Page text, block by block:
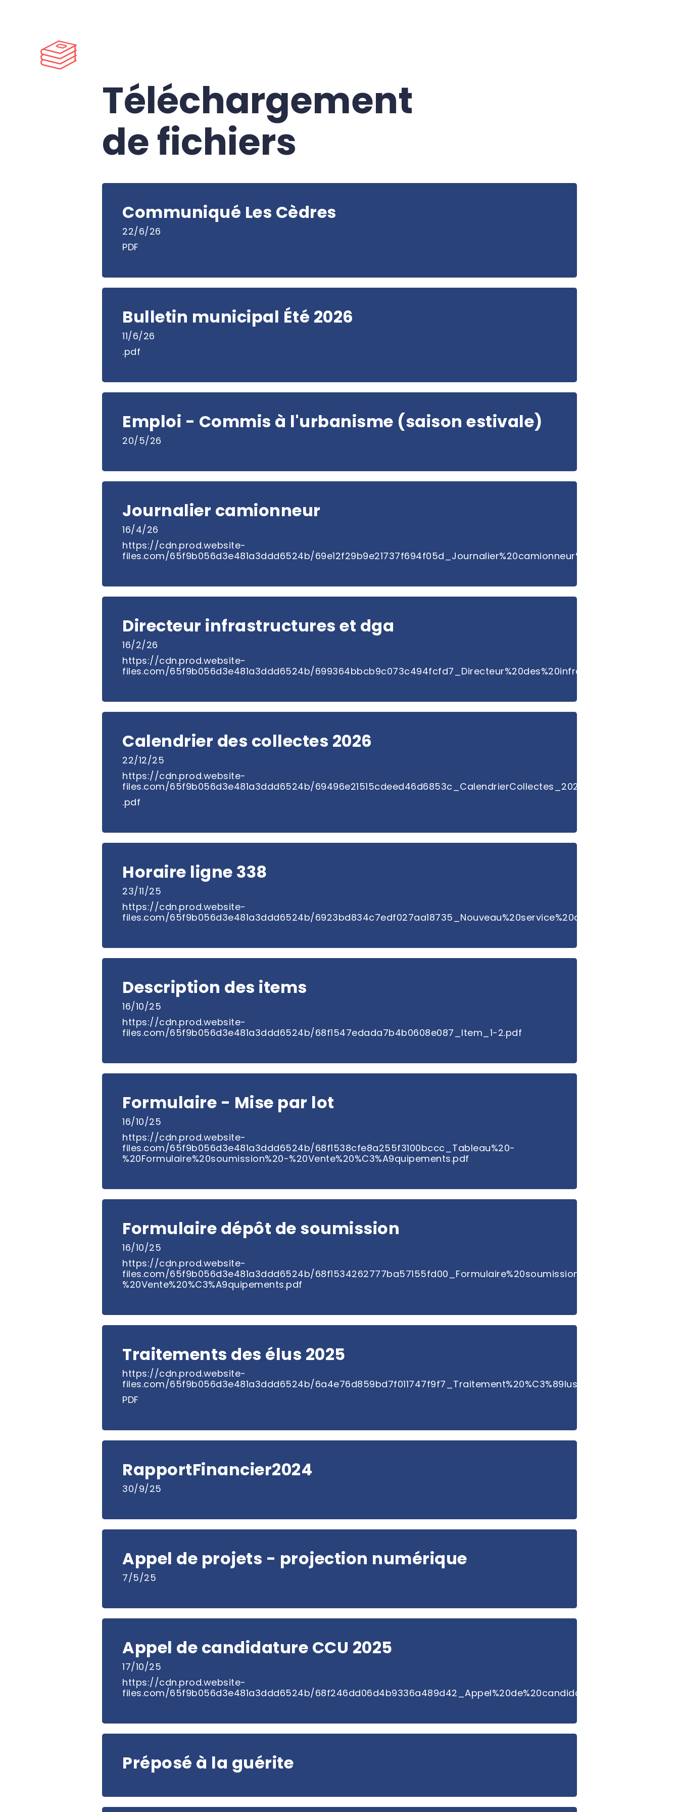
Téléchargement
de fichiers
Communiqué Les Cèdres
22/6/26
PDF
Bulletin municipal Été 2026
11/6/26
.pdf
Emploi - Commis à l'urbanisme (saison estivale)
20/5/26
Journalier camionneur
16/4/26
https://cdn.prod.website-
files.com/65f9b056d3e481a3ddd6524b/69e12f29b9e21737f694f05d_Journalier%20camionneur%202026_35h.pdf
Directeur infrastructures et dga
16/2/26
https://cdn.prod.website-
files.com/65f9b056d3e481a3ddd6524b/699364bbcb9c073c494fcfd7_Directeur%20des%20infrastructures_dga.pdf
Calendrier des collectes 2026
22/12/25
https://cdn.prod.website-
files.com/65f9b056d3e481a3ddd6524b/69496e21515cdeed46d6853c_CalendrierCollectes_2026.pdf
.pdf
Horaire ligne 338
23/11/25
https://cdn.prod.website-
files.com/65f9b056d3e481a3ddd6524b/
Description des items
16/10/25
https://cdn.prod.website-
files.com/65f9b056d3e481a3ddd6524b/68f1547edada7b4b0608e087_Item_1-2.pdf
Formulaire - Mise par lot
16/10/25
https://cdn.prod.website-
files.com/65f9b056d3e481a3ddd6524b/68f1538cfe8a255f3100bccc_Tableau%20-
%20Formulaire%20soumission%20-%20Vente%20%C3%A9quipements.pdf
Formulaire dépôt de soumission
16/10/25
https://cdn.prod.website-
files.com/65f9b056d3e481a3ddd6524b/68f1534262777ba57155fd00_Formulaire%20soumission%20-
%20Vente%20%C3%A9quipements.pdf
Traitements des élus 2025
https://cdn.prod.website-
files.com/65f9b056d3e481a3ddd6524b/6a4e76d859bd7f011747f9f7_Traitement%20%C3%89lus%202025.pdf
PDF
RapportFinancier2024
30/9/25
Appel de projets - projection numérique
7/5/25
Appel de candidature CCU 2025
17/10/25
https://cdn.prod.website-
files.com/65f9b056d3e481a3ddd6524b/
Préposé à la guérite